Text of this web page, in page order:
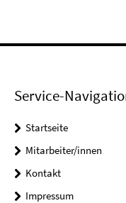
Service-
Startseite
Mitarbeiter/innen
Kontakt
Impressum